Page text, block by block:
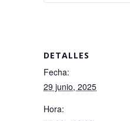
DETALLES
Fecha:
29 junio, 2025
Hora: